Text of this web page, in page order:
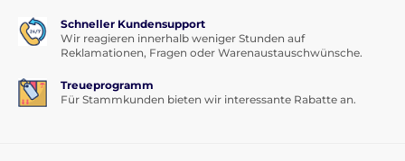
Schneller Kundensupport
Wir reagieren innerhalb weniger Stunden auf
Reklamationen, Fragen oder Warenaustauschwünsche.
Treueprogramm
Für Stammkunden bieten wir interessante Rabatte an.